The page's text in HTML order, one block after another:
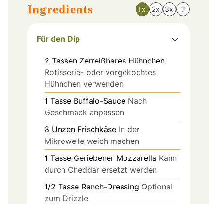
Ingredients 1x 2x 3x ?
Für den Dip
2 Tassen Zerreißbares Hühnchen
Rotisserie- oder vorgekochtes
Hühnchen verwenden
1 Tasse Buffalo-Sauce Nach
Geschmack anpassen
8 Unzen Frischkäse In der
Mikrowelle weich machen
1 Tasse Geriebener Mozzarella Kann
durch Cheddar ersetzt werden
1/2 Tasse Ranch-Dressing Optional
zum Drizzle